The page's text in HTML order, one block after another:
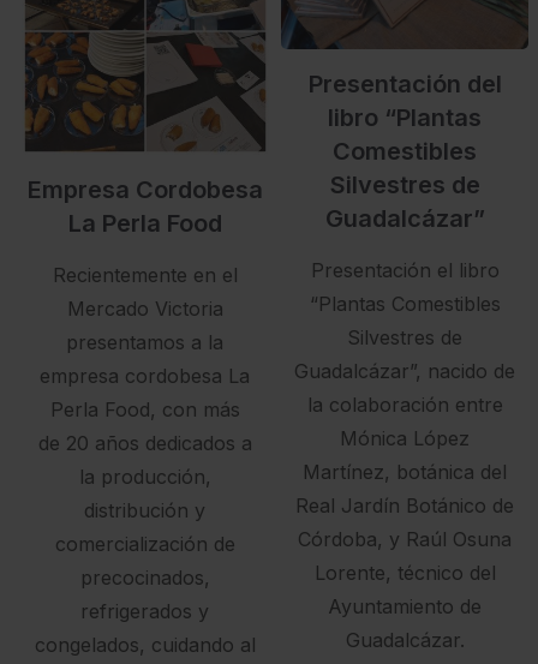
Empresa Cordobesa
La Perla Food
Recientemente en el
Mercado Victoria
presentamos a la
empresa cordobesa La
Perla Food, con más
de 20 años dedicados a
la producción,
distribución y
comercialización de
precocinados,
refrigerados y
congelados, cuidando al
Presentación del
libro “Plantas
Comestibles
Silvestres de
Guadalcázar”
Presentación el libro
“Plantas Comestibles
Silvestres de
Guadalcázar”, nacido de
la colaboración entre
Mónica López
Martínez, botánica del
Real Jardín Botánico de
Córdoba, y Raúl Osuna
Lorente, técnico del
Ayuntamiento de
Guadalcázar.